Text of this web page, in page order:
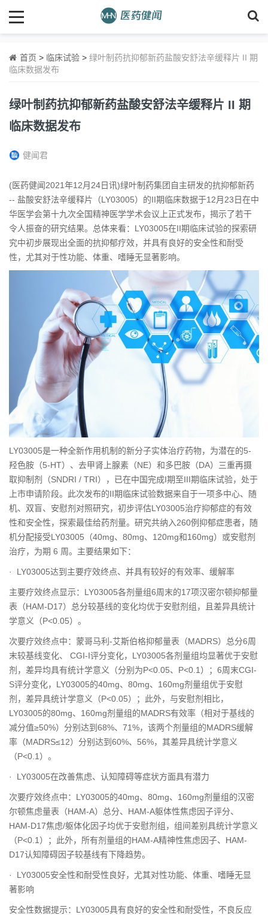
首页 > 临床试验 > 绿叶制药抗抑郁新药盐酸安舒法辛缓释片 II 期
临床数据发布
绿叶制药抗抑郁新药盐酸安舒法辛缓释片 II 期
临床数据发布
健闻君
(医药健闻2021年12月24日讯)绿叶制药集团自主研发的抗抑郁新药
-- 盐酸安舒法辛缓释片（LY03005）的II期临床数据于12月23日在中
华医学会第十九次全国精神医学学术会议上正式发布，揭示了若干
令人振奋的研究结果。总体来看：LY03005在II期临床试验的探索研
究中初步展现出全面的抗抑郁疗效，并具有良好的安全性和耐受
性，尤其对于性功能、体重、嗜睡无显著影响。
LY03005是一种全新作用机制的新分子实体治疗药物，为潜在的5-
羟色胺（5-HT）、去甲肾上腺素（NE）和多巴胺（DA）三重再摄
取抑制剂（SNDRI / TRI），已在中国完成I期至III期临床试验，处于
上市申请阶段。此次发布的II期临床试验数据来自于一项多中心、随
机、双盲、安慰剂对照研究，初步评估LY03005治疗抑郁症的有效
性和安全性，探索最佳给药剂量。研究共纳入260例抑郁症患者，随
机分配接受LY03005（40mg、80mg、120mg和160mg）或安慰剂
治疗，为期 6 周。主要结果如下：
· LY03005达到主要疗效终点、并具有较好的有效率、缓解率
主要疗效终点显示：LY03005各剂量组6周末的17项汉密尔顿抑郁量
表（HAM-D17）总分较基线的变化均优于安慰剂组，且差异具统计
学意义（P<0.05）。
次要疗效终点中：蒙哥马利-艾斯伯格抑郁量表（MADRS）总分6周
末较基线变化、 CGI-I评分变化，LY03005各剂量组均显著优于安慰
剂，差异均具有统计学意义（分别为P<0.05、P<0.1）；6周末CGI-
S评分变化，LY03005的40mg、80mg、160mg剂量组优于安慰
剂，差异具统计学意义（P<0.05）；此外，与安慰剂相比，
LY03005的80mg、160mg剂量组的MADRS有效率（相对于基线的
减分值≥50%）分别达到68%、71%，该两个剂量组的MADRS缓解
率（MADRS≤12）分别达到60%、56%，其差异具统计学意义
（P<0.1）。
· LY03005在改善焦虑、认知障碍等症状方面具有潜力
次要疗效终点中：LY03005的40mg、80mg、160mg剂量组的汉密
尔顿焦虑量表（HAM-A）总分、HAM-A躯体性焦虑因子评分、
HAM-D17焦虑/躯体化因子均优于安慰剂组，组间差别具统计学意义
（P<0.1）；此外，所有剂量组的HAM-A精神性焦虑因子、HAM-
D17认知障碍因子较基线有下降趋势。
· LY03005安全性和耐受性良好，尤其对性功能、体重、嗜睡无显
著影响
安全性数据提示：LY03005具有良好的安全性和耐受性，不良反应